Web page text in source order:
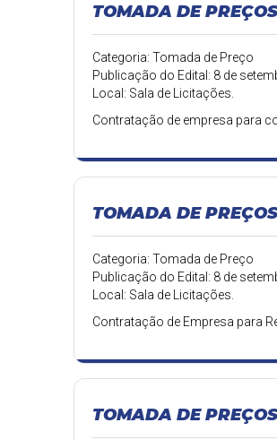
TOMADA DE
Categoria: Tomada de Preço
Publicação do Edital: 8 de
Local: Sala de Licitações.
Contratação de empresa para
TOMADA DE
Categoria: Tomada de Preço
Publicação do Edital: 8 de
Local: Sala de Licitações.
Contratação de Empresa para
TOMADA DE